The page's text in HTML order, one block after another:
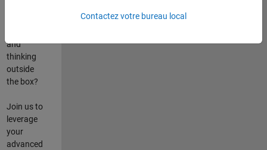
and
thinking
outside
the box?
Join us to
leverage
your
advanced
Contactez votre bureau local